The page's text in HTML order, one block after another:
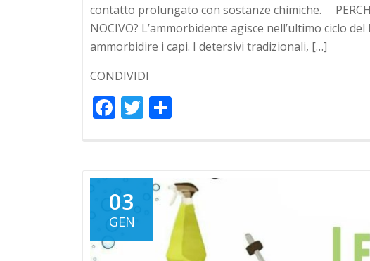
contatto prolungato con sostanze chimiche.
NOCIVO? L’ammorbidente agisce nell’ultimo ciclo
ammorbidire i capi. I detersivi tradizionali, […]
CONDIVIDI
FacebookTwitter
03
GEN